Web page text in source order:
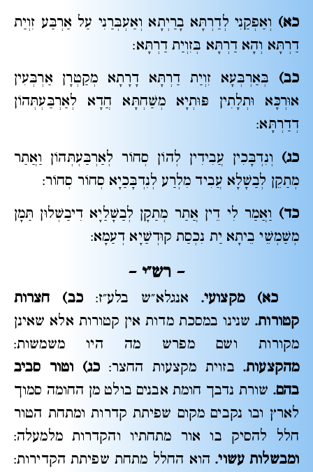
כא) וְאַפְקַנִי לְדַרְתָּא בָרַיְתָא וְאַעְבְּרַנִי עַל אַרְבַּע זִוְיַת
דַרְתָּא וְהָא דַרְתָּא בְּזִוְיַת דַרְתָּא:
כב) בְּאַרְבְּעָא זִוְיַת דַרְתָּא דָרָתָא מְקַטְרָן אַרְבְּעִין
אוּרְכָּא וּתְלָתִין פּוּתְיָא מְשַׁחְתָּא חֲדָא לְאַרְבַּעְתְּהוֹן
דְדַרְתָּא:
כג) וְנִדְבָּכִין עֲבִידִין לְהוֹן סְחוֹר לְאַרְבַּעְתְּהוֹן וַאֲתַר
מְתַקֵן לְבַשָׁלָא עֲבִיד מִלְרַע לְנִדְבָּכַיָא סְחוֹר סְחוֹר:
כד) וַאֲמַר לִי דֵין אֲתַר מְתַקָן לְבַשָׁלַיָא דִיבַשְׁלוּן תַּמָן
מְשַׁמְשֵׁי בֵיתָא יַת נִכְסַת קוּדְשַׁיָא דְעַמָא:
– רש"י –
כא) מקצועי.אנגלא"ש בלע"ז:כב) חצרות
קטורות.שנינו במסכת מדות אין קטורות אלא שאינן
מקורות ושם מפרש מה היו משמשות:
מהקצעות. בזוית מקצעות החצר: כג) וטור סביב
בהם. שורת נדבך חומת אבנים בולט מן החומה סמוך
לארץ ובו נקבים מקום שפיתת קדרות ומתחת הטור
חלל להסיק בו אור מתחתיו והקדרות מלמעלה:
ומבשלות עשוי.הוא החלל מתחת שפיתת הקדירות: